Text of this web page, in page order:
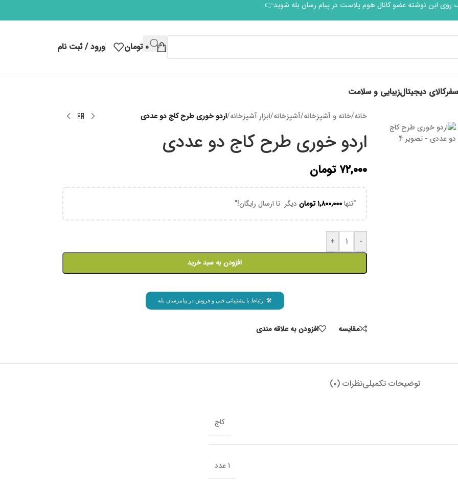
روی این نوشته عضو کانال هوم پلاست در پیام رسان بله شوید👉
۰ تومان ورود / ثبت نام
کالای دیجیتالزیبایی و سلامت
خانه/خانه و آشپزخانه/آشپزخانه/ابزار آشپزخانه/اردو خوری طرح کاج دو عددی
اردو خوری طرح کاج دو عددی
۷۲,۰۰۰ تومان
"تنها۱,۸۰۰,۰۰۰توماندیگر تا ارسال رایگان!"
-
+
افزودن به سبد خرید
🛠 ارتباط با پشتیبانی فنی و فروش در پیامرسان بله
مقايسه افزودن به علاقه مندی
توضیحات تکمیلینظرات (۰)
کاج
۱ عدد